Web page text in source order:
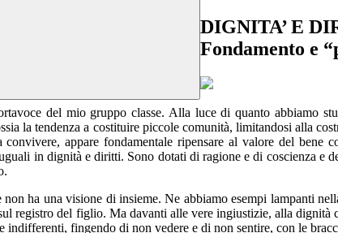
DIGNITA’ E
Fondamento e
del mio gruppo classe. Alla luce di quanto abbiamo
la tendenza a costituire piccole comunità, limitandosi alla
appare fondamentale ripensare al valore del bene
in dignità e diritti. Sono dotati di ragione e di coscienza e
ha una visione di insieme. Ne abbiamo esempi lampanti
registro del figlio. Ma davanti alle vere ingiustizie, alla dignità
fingendo di non vedere e di non sentire, con le